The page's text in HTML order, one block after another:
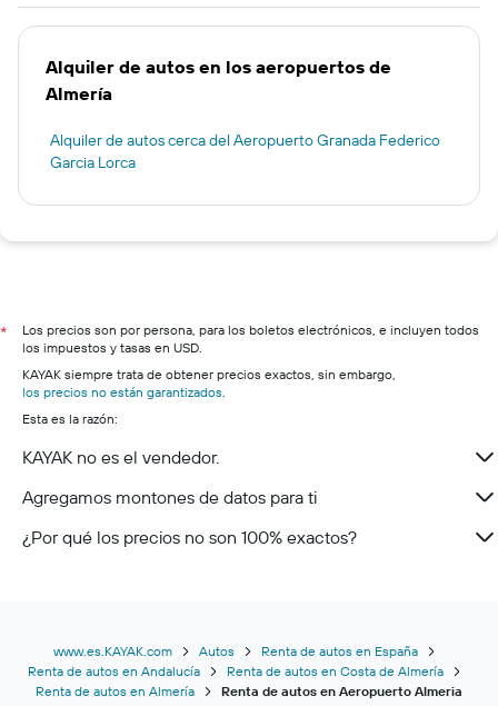
Alquiler de autos en los aeropuertos de
Almería
Alquiler de autos cerca del Aeropuerto Granada Federico
Garcia Lorca
*
Los precios son por persona, para los boletos electrónicos, e incluyen todos
los impuestos y tasas en USD.
KAYAK siempre trata de obtener precios exactos, sin embargo,
los precios no están garantizados
Esta es la razón:
KAYAK no es el vendedor.
Agregamos montones de datos para ti
¿Por qué los precios no son 100% exactos?
www.es.KAYAK.com Autos
Renta de autos en España
Renta de autos en Andalucía
Renta de autos en Costa de Almería
Renta de autos en Almería
Renta de autos en Aeropuerto Almeria